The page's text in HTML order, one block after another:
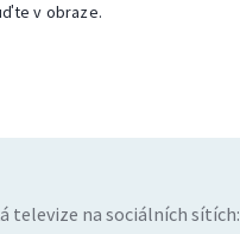
v obraze.
televize na sociálních sítích: